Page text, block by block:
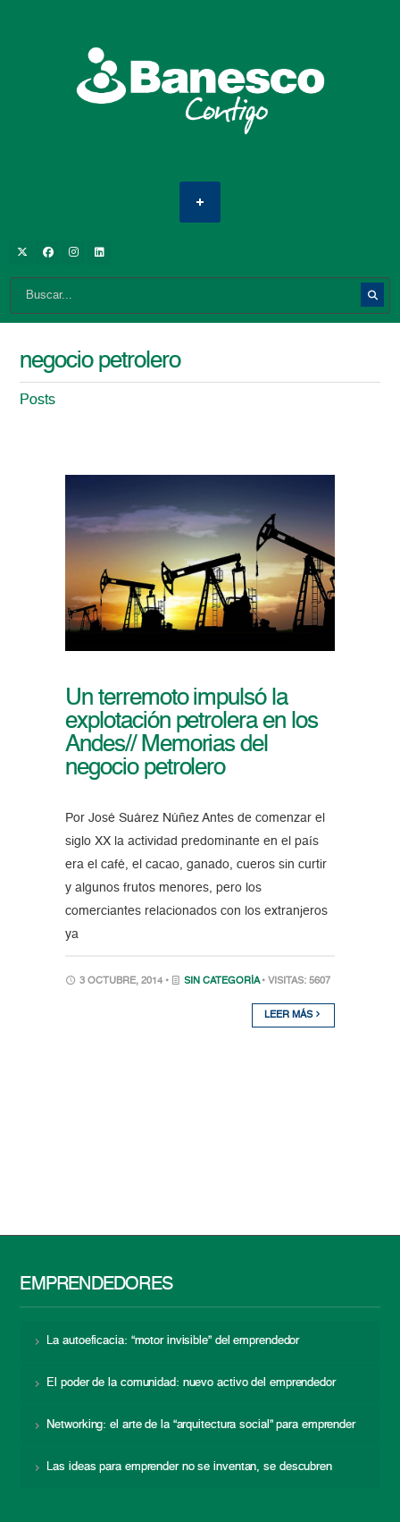
negocio petrolero
Posts
Un terremoto impulsó la
explotación petrolera en los
Andes// Memorias del
negocio petrolero
Por José Suárez Núñez Antes de comenzar el
siglo XX la actividad predominante en el país
era el café, el cacao, ganado, cueros sin curtir
y algunos frutos menores, pero los
comerciantes relacionados con los extranjeros
ya
3 OCTUBRE, 2014 • SIN CATEGORÍA • VISITAS: 5607
LEER MÁS
EMPRENDEDORES
La autoeficacia: “motor invisible” del emprendedor
El poder de la comunidad: nuevo activo del emprendedor
Networking: el arte de la “arquitectura social” para emprender
Las ideas para emprender no se inventan, se descubren